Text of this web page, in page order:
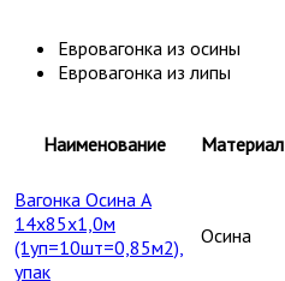
Евровагонка из осины
Евровагонка из липы
Наименование Материал
Вагонка Осина А
14х85х1,0м
(1уп=10шт=0,85м2),
упак
Осина